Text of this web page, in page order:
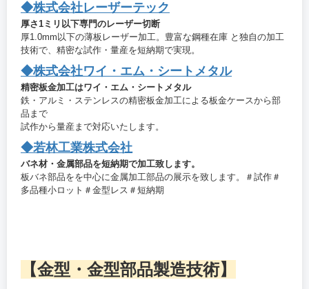
◆株式会社レーザーテック
厚さ1ミリ以下専門のレーザー切断
厚1.0mm以下の薄板レーザー加工。豊富な鋼種在庫 と独自の加工
技術で、精密な試作・量産を短納期で実現。
◆株式会社ワイ・エム・シートメタル
精密板金加工はワイ・エム・シートメタル
鉄・アルミ・ステンレスの精密板金加工による板金ケースから部
品まで
試作から量産まで対応いたします。
◆若林工業株式会社
バネ材・金属部品を短納期で加工致します。
板バネ部品をを中心に金属加工部品の展示を致します。＃試作＃
多品種小ロット＃金型レス＃短納期
【金型・金型部品製造技術】